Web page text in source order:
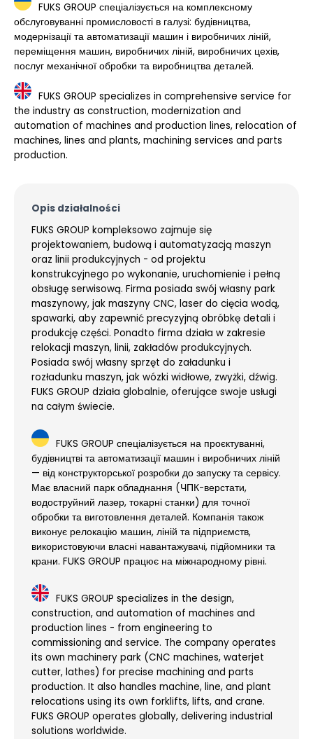
FUKS GROUP спеціалізується на комплексному
обслуговуванні промисловості в галузі: будівництва,
модернізації та автоматизації машин і виробничих ліній,
переміщення машин, виробничих ліній, виробничих цехів,
послуг механічної обробки та виробництва деталей.
FUKS GROUP specializes in comprehensive service for
the industry as construction, modernization and
automation of machines and production lines, relocation of
machines, lines and plants, machining services and parts
production.
Opis działalności
FUKS GROUP kompleksowo zajmuje się
projektowaniem, budową i automatyzacją maszyn
oraz linii produkcyjnych - od projektu
konstrukcyjnego po wykonanie, uruchomienie i pełną
obsługę serwisową. Firma posiada swój własny park
maszynowy, jak maszyny CNC, laser do cięcia wodą,
spawarki, aby zapewnić precyzyjną obróbkę detali i
produkcję części. Ponadto firma działa w zakresie
relokacji maszyn, linii, zakładów produkcyjnych.
Posiada swój własny sprzęt do załadunku i
rozładunku maszyn, jak wózki widłowe, zwyżki, dźwig.
FUKS GROUP działa globalnie, oferujące swoje usługi
na całym świecie.
FUKS GROUP спеціалізується на проєктуванні,
будівництві та автоматизації машин і виробничих ліній
— від конструкторської розробки до запуску та сервісу.
Має власний парк обладнання (ЧПК-верстати,
водоструйний лазер, токарні станки) для точної
обробки та виготовлення деталей. Компанія також
виконує релокацію машин, ліній та підприємств,
використовуючи власні навантажувачі, підйомники та
крани. FUKS GROUP працює на міжнародному рівні.
FUKS GROUP specializes in the design,
construction, and automation of machines and
production lines - from engineering to
commissioning and service. The company operates
its own machinery park (CNC machines, waterjet
cutter, lathes) for precise machining and parts
production. It also handles machine, line, and plant
relocations using its own forklifts, lifts, and crane.
FUKS GROUP operates globally, delivering industrial
solutions worldwide.